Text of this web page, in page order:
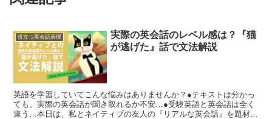
役立つ英会話表現
実際の英会話のレベル感は？『猫
が逃げた』話で文法解説
英語を学習していてこんな悩みはありませんか？●テキストは分かっ
ても、実際の英会話が聞き取れるか不安…●受験英語と英会話は全く
違う…本日は、私とネイティブの友人の『リアルな英会話』を題材に